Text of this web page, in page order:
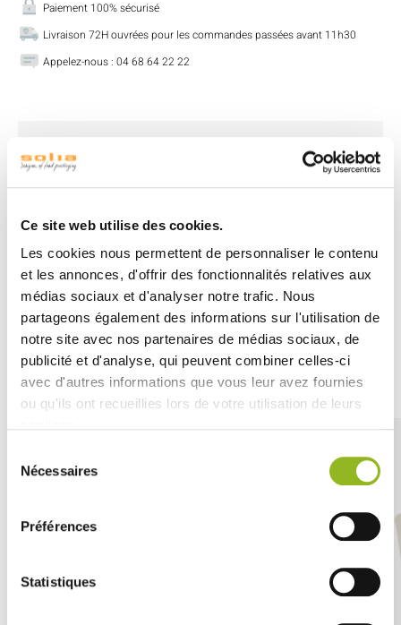
Ce site web utilise des cookies.
Les cookies nous permettent de personnaliser le contenu
et les annonces, d'offrir des fonctionnalités relatives aux
médias sociaux et d'analyser notre trafic. Nous
partageons également des informations sur l'utilisation de
notre site avec nos partenaires de médias sociaux, de
publicité et d'analyse, qui peuvent combiner celles-ci
avec d'autres informations que vous leur avez fournies
ou qu'ils ont recueillies lors de votre utilisation de leurs
Nécessaires
Préférences
Statistiques
Paiement 100% sécurisé
Livraison 72H ouvrées pour les commandes passées avant 11h30
Appelez-nous : 04 68 64 22 22
Documents joints
condiments et de nombreuses autres préparations. Ce
contenant est réutilisable et peut être nettoyé au lave-
Découvrez aussi